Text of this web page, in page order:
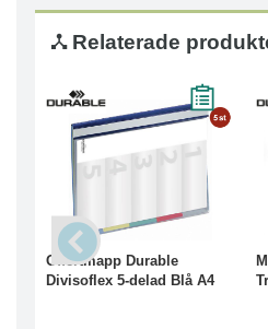
Relaterade
Offertmapp Durable
Divisoflex 5-delad Blå A4